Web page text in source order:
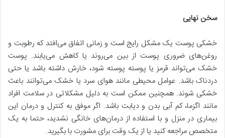
سخن نهایی
خشکی پوست یک مشکل رایج است و زمانی اتفاق می‌افتد که رطوبت و
روغن‌های ضروری پوست از بین می‌روند یا کاهش می‌یابند. پوست
خشک می‌تواند قرمز یا پوسته پوسته شود، خارش داشته باشد یا حتی
دردناک باشد. عوامل محیطی مانند هوای سرد یا خشک می‌توانند باعث
خشکی شوند. همچنین ممکن است به دلیل مشکلاتی در سلامت افراد
مانند اگزما، کم ‌آبی بدن و دیابت باشد. اگر موفق به کنترل و درمان این
بیماری در منزل و با استفاده از درمان‌های خانگی نشدید، حتما به یک
متخصص مراجعه کنید یا از یک وقت برای مشورت با بگیرید.